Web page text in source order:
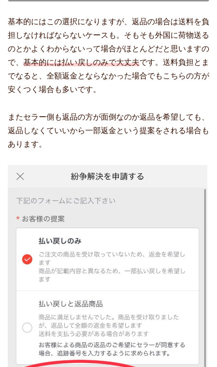
基本的にはこの選択になりますが、返品の場合は送料を負
担しなければならないケースも。そもそも外国に荷物送る
のとかよくわからないって場合がほとんどだと思いますの
で、 基本的には払い戻しのみで大丈夫です。送料負担とま
でなると、全額返金とならなかった場合でもこちらの方が
安くつく場合も多いです。
またセラー側も返品の方が面倒なのか返品を希望しても、
返品しなくていいから一部返金という提案をされる場合も
あります。